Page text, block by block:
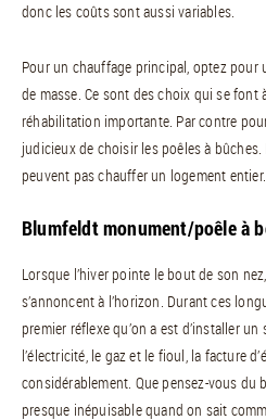
donc les coûts sont aussi variables.
Pour un chauffage principal, optez pour
de masse. Ce sont des choix qui se
réhabilitation importante. Par contre
judicieux de choisir les poêles à
peuvent pas chauffer un logement entier.
Blumfeldt monument/poêle à
Lorsque l’hiver pointe le bout de son
s’annoncent à l’horizon. Durant ces
premier réflexe qu’on a est d’installer
l’électricité, le gaz et le fioul, la facture
considérablement. Que pensez-vous du
presque inépuisable quand on sait